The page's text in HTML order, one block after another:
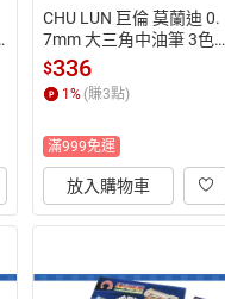
CHU LUN 巨倫 莫蘭迪 0.
7mm 大三角中油筆 3色 4
8支入 /筒 A-2036【APP
滿額下單10%點數(單一
帳號最高1500點)】8/31
$336
1% (賺3點)
滿999免運
放入購物車